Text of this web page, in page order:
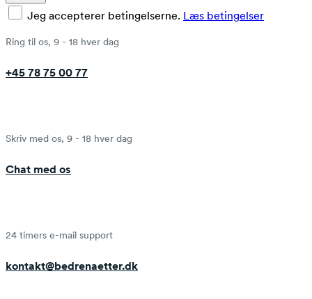
Jeg accepterer betingelserne. Læs betingelser
Ring til os, 9 - 18 hver dag
+45 78 75 00 77
Skriv med os, 9 - 18 hver dag
Chat med os
24 timers e-mail support
kontakt@bedrenaetter.dk